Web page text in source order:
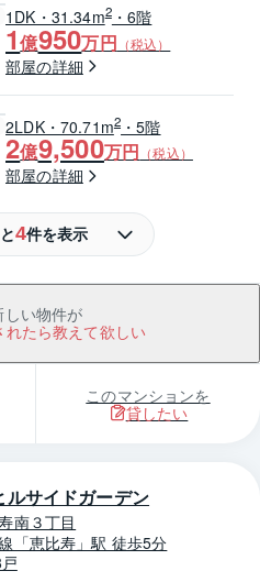
1DK・31.34m2・6階
1億950万円 （税込）
部屋の詳細
2LDK・70.71m2 ・5階
2億9,500万円 （税込）
部屋の詳細
1DK・31.34m ・4階
1億880万円（税込）
部屋の詳細
新価格 8/7
1DK・31.34m2・4階
万円（税込）
2LDK・61.11m 2・3階
1億9,900
部屋の詳細
4件を表示
しい物件が
れたら教えて欲しい
このマンションを
貸したい
ルサイドガーデン
南３丁目
「恵比寿」駅 徒歩5分